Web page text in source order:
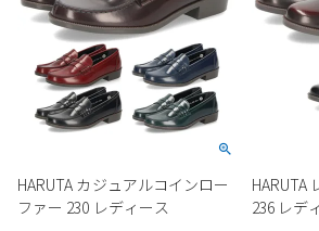
HARUTA カジュアルコインロー
ファー 230 レディース
HARUTA
236 レデ